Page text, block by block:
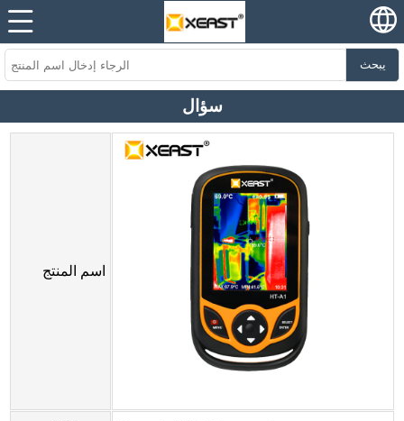
يبحث
سؤال
اسم المنتج